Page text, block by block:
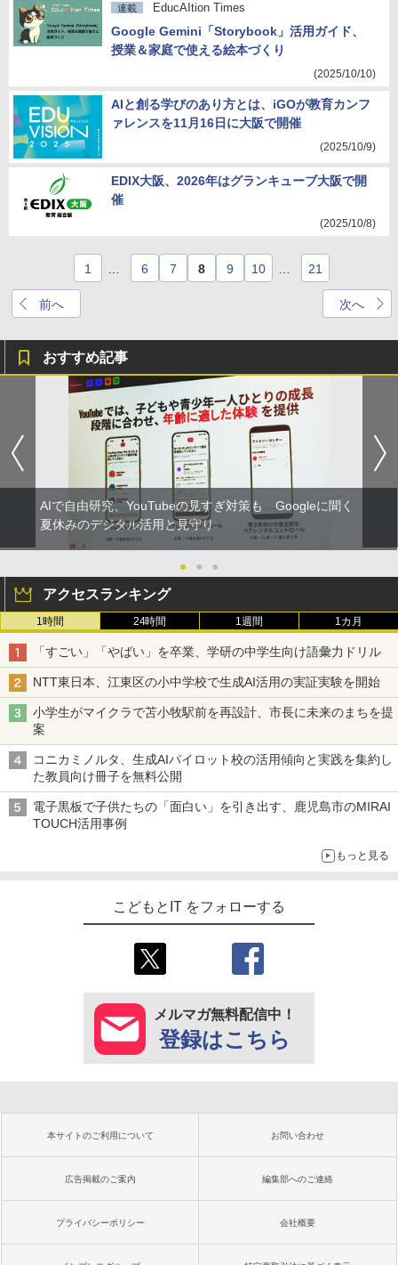
連載 EducAItion Times
Google Gemini「Storybook」活用ガイド、
授業＆家庭で使える絵本づくり
(2025/10/10)
AIと創る学びのあり方とは、iGOが教育カンフ
ァレンスを11月16日に大阪で開催
(2025/10/9)
EDIX大阪、2026年はグランキューブ大阪で開
催
(2025/10/8)
前へ
1 6 7 8 9 10 21
次へ
おすすめ記事
AIで自由研究、YouTubeの見すぎ対策も Googleに聞く
夏休みのデジタル活用と見守り
● ● ●
アクセスランキング
1時間 24時間 1週間 1カ月
「すごい」「やばい」を卒業、学研の中学生向け語彙力ドリル
NTT東日本、江東区の小中学校で生成AI活用の実証実験を開始
小学生がマイクラで苫小牧駅前を再設計、市長に未来のまちを提
案
コニカミノルタ、生成AIパイロット校の活用傾向と実践を集約し
た教員向け冊子を無料公開
電子黒板で子供たちの「面白い」を引き出す、鹿児島市のMIRAI
TOUCH活用事例
もっと見る
こどもとIT をフォローする
メルマガ無料配信中！
登録はこちら
本サイトのご利用について お問い合わせ
広告掲載のご案内 編集部へのご連絡
プライバシーポリシー 会社概要